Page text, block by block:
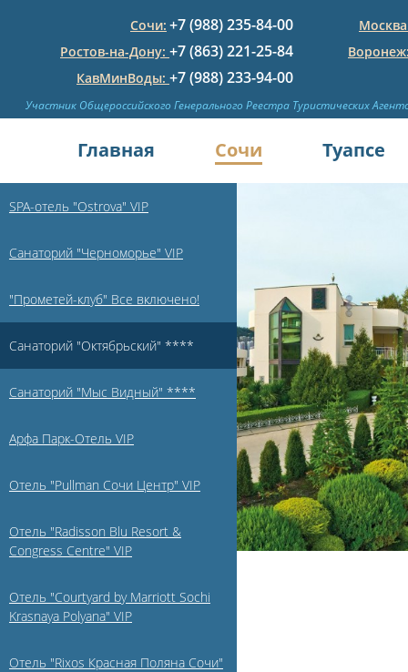
Сочи: +7 (988) 235-84-00
Ростов-на-Дону: +7 (863) 221-25-84
КавМинВоды: +7 (988) 233-94-00
Участник Общероссийского Генерального Реестра Туристических
Главная Сочи Туапсе
SPA-отель "Ostrova" VIP
Санаторий "Черноморье" VIP
"Прометей-клуб" Все включено!
Санаторий "Октябрьский" ****
Санаторий "Мыс Видный" ****
Арфа Парк-Отель VIP
Отель "Pullman Сочи Центр" VIP
Отель "Radisson Blu Resort &
Congress Centre" VIP
Отель "Courtyard by Marriott Sochi
Krasnaya Polyana" VIP
Отель "Rixos Красная Поляна Сочи"